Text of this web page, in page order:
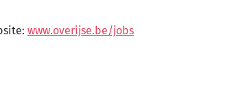
www.overijse.be/jobs